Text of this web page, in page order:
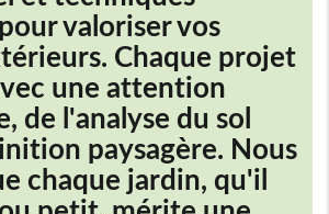
valoriser vos
Chaque projet
une attention
de l'analyse du sol
paysagère. Nous
chaque jardin, qu'il